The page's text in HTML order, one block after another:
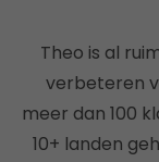
Theo is al
verbeteren
meer dan 100
10+ landen